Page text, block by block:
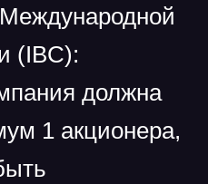
(IBC):
должна
1 акционера,